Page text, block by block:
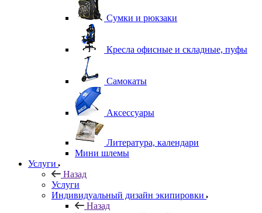
Сумки и рюкзаки
Кресла офисные и складные, пуфы
Самокаты
Аксессуары
Литература, календари
Мини шлемы
Услуги
Назад
Услуги
Индивидуальный дизайн экипировки
Назад